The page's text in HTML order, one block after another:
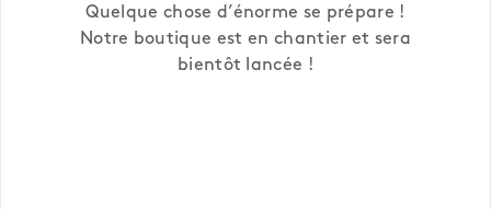
Quelque chose d’énorme se prépare !
Notre boutique est en chantier et sera
bientôt lancée !